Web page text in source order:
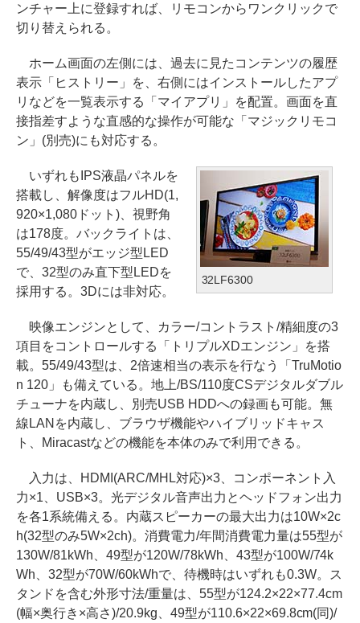
ンチャー上に登録すれば、リモコンからワンクリックで
切り替えられる。
ホーム画面の左側には、過去に見たコンテンツの履歴
表示「ヒストリー」を、右側にはインストールしたアプ
リなどを一覧表示する「マイアプリ」を配置。画面を直
接指差すような直感的な操作が可能な「マジックリモコ
ン」(別売)にも対応する。
32LF6300
いずれもIPS液晶パネルを
搭載し、解像度はフルHD(1,
920×1,080ドット)、視野角
は178度。バックライトは、
55/49/43型がエッジ型LED
で、32型のみ直下型LEDを
採用する。3Dには非対応。
映像エンジンとして、カラー/コントラスト/精細度の3
項目をコントロールする「トリプルXDエンジン」を搭
載。55/49/43型は、2倍速相当の表示を行なう「TruMotio
n 120」も備えている。地上/BS/110度CSデジタルダブル
チューナを内蔵し、別売USB HDDへの録画も可能。無
線LANを内蔵し、ブラウザ機能やハイブリッドキャス
ト、Miracastなどの機能を本体のみで利用できる。
入力は、HDMI(ARC/MHL対応)×3、コンポーネント入
力×1、USB×3。光デジタル音声出力とヘッドフォン出力
を各1系統備える。内蔵スピーカーの最大出力は10W×2c
h(32型のみ5W×2ch)。消費電力/年間消費電力量は55型が
130W/81kWh、49型が120W/78kWh、43型が100W/74k
Wh、32型が70W/60kWhで、待機時はいずれも0.3W。ス
タンドを含む外形寸法/重量は、55型が124.2×22×77.4cm
(幅×奥行き×高さ)/20.9kg、49型が110.6×22×69.8cm(同)/